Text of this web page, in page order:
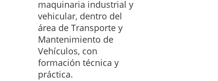
maquinaria industrial y
vehicular, dentro del
área de Transporte y
Mantenimiento de
Vehículos, con
formación técnica y
práctica.